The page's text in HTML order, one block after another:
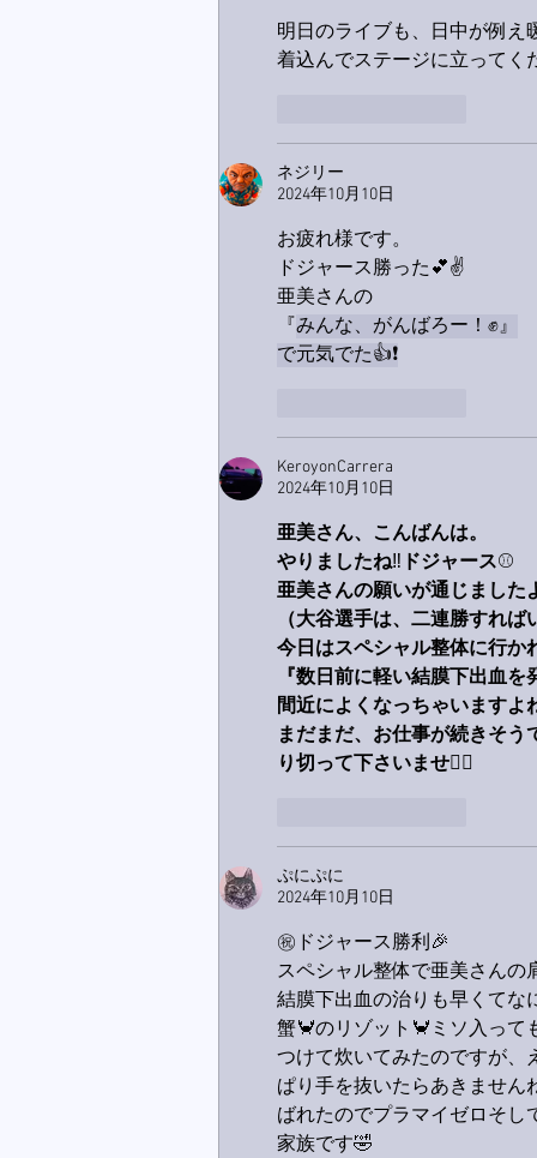
明日のライブも、日中が例え
着込んでステージに立ってく
ネジリー
2024年10月10日
お疲れ様です。
ドジャース勝った💕✌️
亜美さんの
『 みんな、がんばろー！✊』
で元気でた👍❗
KeroyonCarrera
2024年10月10日
亜美さん、こんばんは。
やりましたね‼️ ドジャース⚾️
亜美さんの願いが通じました
（大谷選手は、二連勝すれ
今日はスペシャル整体に行か
『数日前に軽い結膜下出血
間近によくなっちゃいますよ
まだまだ、お仕事が続きそ
り切って下さいませ🙋‍♂️
ぷにぷに
2024年10月10日
㊗️ドジャース勝利🎉
スペシャル整体で亜美さんの
結膜下出血の治りも早くてな
蟹🦀のリゾット🦀ミソ入って
つけて炊いてみたのですが、
ぱり手を抜いたらあきませ
ばれたのでプラマイゼロそし
家族です🤣